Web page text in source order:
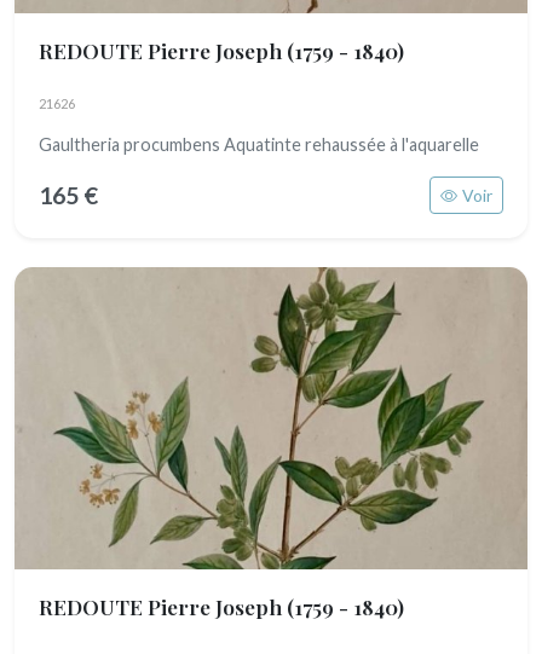
REDOUTE Pierre Joseph (1759 - 1840)
21626
Gaultheria procumbens Aquatinte rehaussée à l'aquarelle
165 € Voir
REDOUTE Pierre Joseph (1759 - 1840)